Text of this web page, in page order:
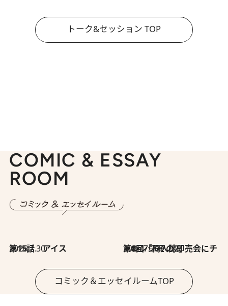
トーク&セッション TOP
COMIC & ESSAY
ROOM
2026.7.30
第15話 アイス 2026.7.30
第8回「同人誌即売会にチャレンジ その2」
コミック＆エッセイルームTOP